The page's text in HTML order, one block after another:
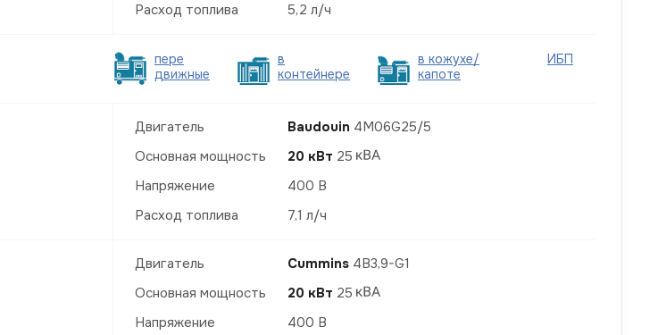
Расход топлива
5,2 л/ч
пере
движные
в
контейнере
в кожухе/
капоте
ИБП
Двигатель Baudouin 4M06G25/5
Основная мощность
20 кВт 25
Напряжение
400 В
Расход топлива
7,1 л/ч
Двигатель Cummins 4B3,9-G1
Основная мощность
20 кВт 25
Напряжение
400 В